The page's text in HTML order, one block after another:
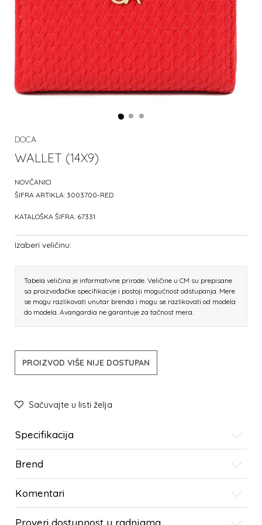
DOCA
WALLET (14X9)
NOVČANICI
ŠIFRA ARTIKLA: 3003700-RED
KATALOŠKA ŠIFRA: 67331
Izaberi veličinu:
Tabela veličina je informativne prirode. Veličine u CM su prepisane
sa proizvođačke specifikacije i postoji mogućnost odstupanja. Mere
se mogu razlikovati unutar brenda i mogu se razlikovati od modela
do modela. Avangardia ne garantuje za tačnost mera.
PROIZVOD VIŠE NIJE DOSTUPAN
Sačuvajte u listi želja
Specifikacija
Brend
Komentari
Proveri dostupnost u radnjama